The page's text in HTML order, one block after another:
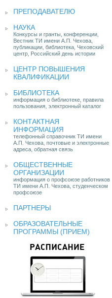
ПРЕПОДАВАТЕЛЮ
НАУКА
Конкурсы и гранты, конференции,
Вестник ТИ имени А.П. Чехова,
публикации, библиотека, Чеховский
центр, Российский день истории
ЦЕНТР ПОВЫШЕНИЯ
КВАЛИФИКАЦИИ
БИБЛИОТЕКА
информация о библиотеке, правила
пользования, электронный каталог
КОНТАКТНАЯ
ИНФОРМАЦИЯ
телефонный справочник ТИ имени
А.П. Чехова, почтовые и электронные
адреса, обратная связь
ОБЩЕСТВЕННЫЕ
ОРГАНИЗАЦИИ
информация о профсоюзе работников
ТИ имени А.П. Чехова, студенческом
профсоюзе
ПАРТНЕРЫ
ОБРАЗОВАТЕЛЬНЫЕ
ПРОГРАММЫ (ПРИЕМ)
РАСПИСАНИЕ